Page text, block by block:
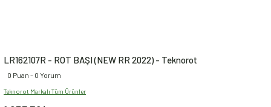
LR162107R - ROT BAŞI (NEW RR 2022) - Teknorot
0 Puan - 0 Yorum
Teknorot Markalı Tüm Ürünler